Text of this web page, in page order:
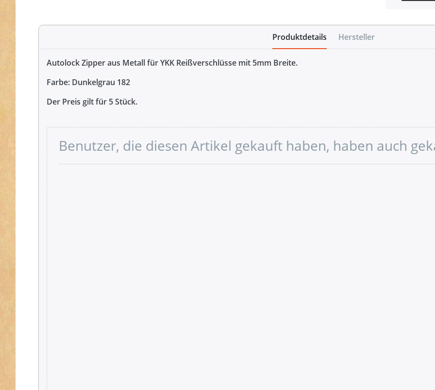
Produktdetails Hersteller
Autolock Zipper aus Metall für YKK Reißverschlüsse mit 5mm Breite.
Farbe: Dunkelgrau 182
Der Preis gilt für 5 Stück.
Benutzer, die diesen Artikel gekauft haben, haben auch